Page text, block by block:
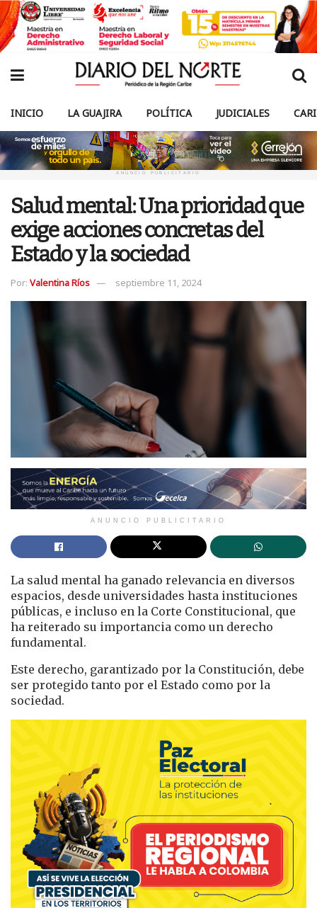
INICIO LA GUAJIRA POLÍTICA JUDICIALES
ANUNCIO PUBLICITARIO
Salud mental: Una prioridad que
exige acciones concretas del
Estado y la sociedad
Por: Valentina Ríos septiembre 11, 2024
ANUNCIO PUBLICITARIO
La salud mental ha ganado relevancia en diversos
espacios, desde universidades hasta instituciones
públicas, e incluso en la Corte Constitucional, que
ha reiterado su importancia como un derecho
fundamental.
Este derecho, garantizado por la Constitución, debe
ser protegido tanto por el Estado como por la
sociedad.